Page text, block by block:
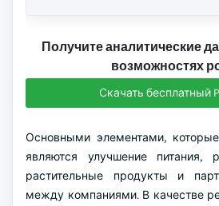
Получите аналитические
возможностях
Скачать бесплатный
Основными элементами,
являются улучшение питания,
растительные продукты и
между компаниями. В качестве